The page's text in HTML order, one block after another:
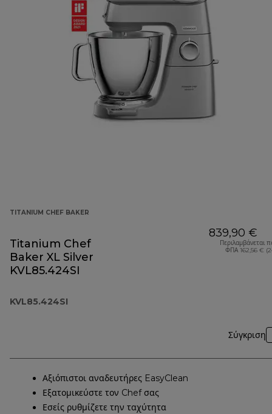
TITANIUM CHEF BAKER
Titanium Chef
Baker XL Silver
KVL85.424SI
KVL85.424SI
839,90 €
Περιλαμβάνεται
ΦΠΑ 162,56 €
Σύγκριση
Αξιόπιστοι αναδευτήρες EasyClean
Εξατομικεύστε τον Chef σας
Εσείς ρυθμίζετε την ταχύτητα